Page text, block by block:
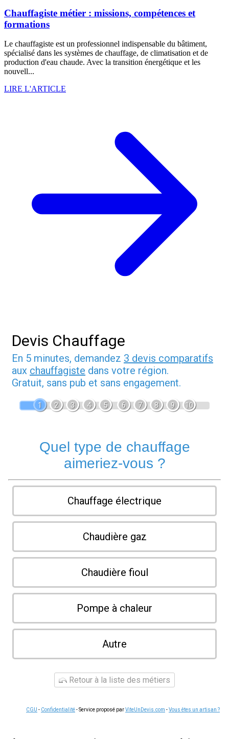
Chauffagiste métier : missions, compétences et
formations
Le chauffagiste est un professionnel indispensable du bâtiment,
spécialisé dans les systèmes de chauffage, de climatisation et de
production d'eau chaude. Avec la transition énergétique et les
nouvell...
LIRE L'ARTICLE
Devis Chauffage
En 5 minutes, demandez 3 devis comparatifs
aux chauffagiste dans votre région.
Gratuit, sans pub et sans engagement.
1 2 3 4 5 6 7 8 9 10
Quel type de chauffage
aimeriez-vous ?
Chauffage électrique
Chaudière gaz
Chaudière fioul
Pompe à chaleur
Autre
Retour à la liste des métiers
CGU - Confidentialité- Service proposé parViteUnDevis.com -Vous êtes un artisan ?